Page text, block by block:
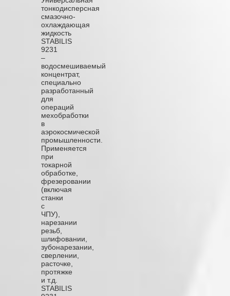
тонкодисперсная
смазочно-
охлаждающая
жидкость
STABILIS
9231
–
водосмешиваемый
концентрат,
специально
разработанный
для
операций
мехобработки
в
аэрокосмической
промышленности.
Применяется
при
токарной
обработке,
фрезеровании
(включая
станки
с
ЧПУ),
нарезании
резьб,
шлифовании,
зубонарезании,
сверлении,
расточке,
протяжке
и т.д.
STABILIS